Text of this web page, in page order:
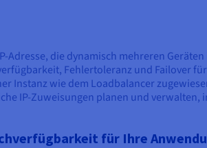
Adresse, die dynamisch mehreren
Fehlertoleranz und Failover
Instanz wie dem Loadbalancer
IP-Zuweisungen planen und verwalten,
für Ihre